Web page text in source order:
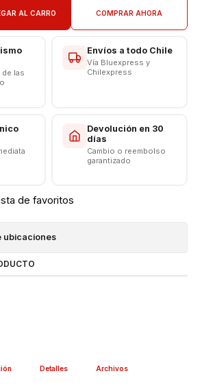
AL CARRO COMPRAR AHORA
las
Envíos a todo Chile
Vía Bluexpress y
Chilexpress
Devolución en 30
días
Cambio o reembolso
garantizado
de favoritos
ubicaciones
Detalles Archivos